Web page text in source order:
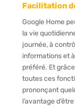
Facilitation
Google Home
la vie
journée, à
informations et
préféré. Et
toutes ces
prononçant
l’avantage